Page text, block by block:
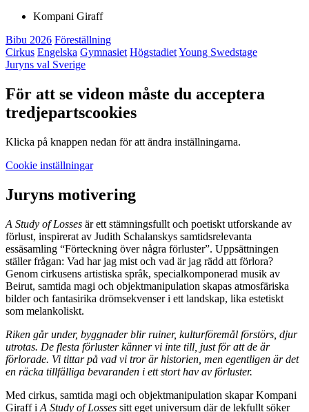
Kompani Giraff
Bibu 2026 Föreställning
Cirkus Engelska Gymnasiet HögstadietYoung Swedstage
Juryns val Sverige
För att se videon måste du acceptera
tredjepartscookies
Klicka på knappen nedan för att ändra inställningarna.
Cookie inställningar
Juryns motivering
A Study of Losses är ett stämningsfullt och poetiskt utforskande av
förlust, inspirerat av Judith Schalanskys samtidsrelevanta
essäsamling “Förteckning över några förluster”. Uppsättningen
ställer frågan: Vad har jag mist och vad är jag rädd att förlora?
Genom cirkusens artistiska språk, specialkomponerad musik av
Beirut, samtida magi och objektmanipulation skapas atmosfäriska
bilder och fantasirika drömsekvenser i ett landskap, lika estetiskt
som melankoliskt.
Riken går under, byggnader blir ruiner, kulturföremål förstörs, djur
utrotas. De flesta förluster känner vi inte till, just för att de är
förlorade. Vi tittar på vad vi tror är historien, men egentligen är det
en räcka tillfälliga bevaranden i ett stort hav av förluster.
Med cirkus, samtida magi och objektmanipulation skapar Kompani
Giraff i A Study of Losses sitt eget universum där de lekfullt söker